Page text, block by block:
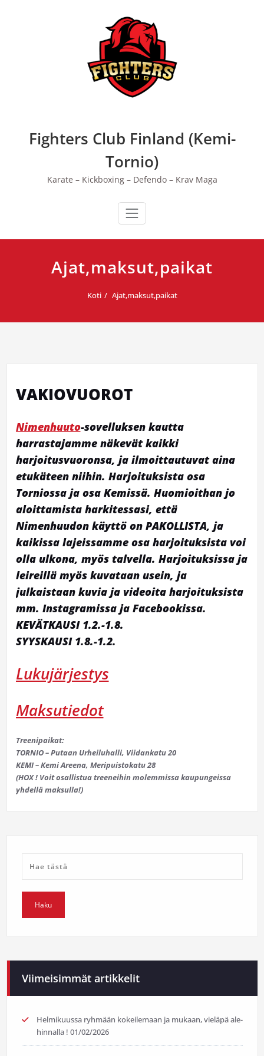
Fighters Club Finland (Kemi-
Tornio)
Karate – Kickboxing – Defendo – Krav Maga
Ajat,maksut,paikat
Koti Ajat,maksut,paikat
VAKIOVUOROT
Nimenhuuto-sovelluksen kautta
harrastajamme näkevät kaikki
harjoitusvuoronsa, ja ilmoittautuvat aina
etukäteen niihin. Harjoituksista osa
Torniossa ja osa Kemissä. Huomioithan jo
aloittamista harkitessasi, että
Nimenhuudon käyttö on PAKOLLISTA, ja
kaikissa lajeissamme osa harjoituksista voi
olla ulkona, myös talvella. Harjoituksissa ja
leireillä myös kuvataan usein, ja
julkaistaan kuvia ja videoita harjoituksista
mm. Instagramissa ja Facebookissa.
KEVÄTKAUSI 1.2.-1.8.
SYYSKAUSI 1.8.-1.2.
Lukujärjestys
Maksutiedot
Treenipaikat:
TORNIO – Putaan Urheiluhalli, Viidankatu 20
KEMI – Kemi Areena, Meripuistokatu 28
(HOX ! Voit osallistua treeneihin molemmissa kaupungeissa
yhdellä maksulla!)
Viimeisimmät artikkelit
Helmikuussa ryhmään kokeilemaan ja mukaan, vieläpä ale-
hinnalla ! 01/02/2026